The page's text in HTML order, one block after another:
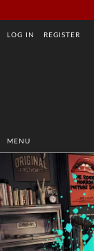
LOG IN REGISTER
MENU